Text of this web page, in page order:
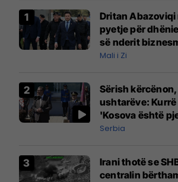
Dritan Abazoviqi
pyetje për
së nderit
Mali i Zi
Sërish
ushtarëve:
'Kosova është
Serbia
Irani thotë se
centralin